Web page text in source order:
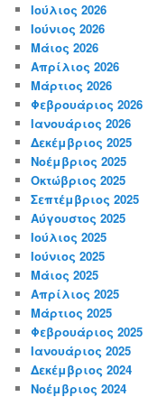
Ιούλιος 2026
Ιούνιος 2026
Μάιος 2026
Απρίλιος 2026
Μάρτιος 2026
Φεβρουάριος 2026
Ιανουάριος 2026
Δεκέμβριος 2025
Νοέμβριος 2025
Οκτώβριος 2025
Σεπτέμβριος 2025
Αύγουστος 2025
Ιούλιος 2025
Ιούνιος 2025
Μάιος 2025
Απρίλιος 2025
Μάρτιος 2025
Φεβρουάριος 2025
Ιανουάριος 2025
Δεκέμβριος 2024
Νοέμβριος 2024